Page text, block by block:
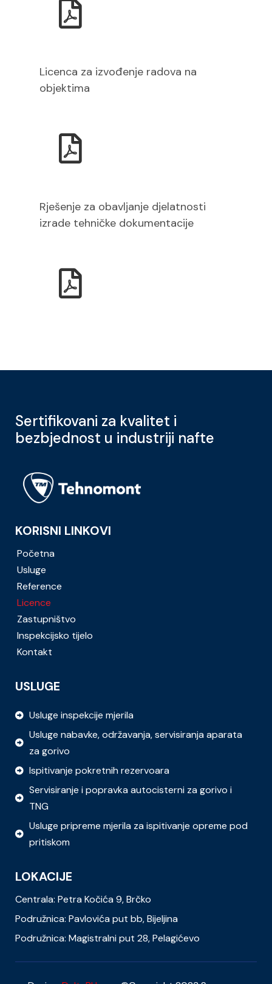
Licenca za izvođenje radova na
objektima
Rješenje za obavljanje djelatnosti
izrade tehničke dokumentacije
Sertifikovani za kvalitet i
bezbjednost u industriji nafte
KORISNI LINKOVI
Početna
Usluge
Reference
Licence
Zastupništvo
Inspekcijsko tijelo
Kontakt
USLUGE
Usluge inspekcije mjerila
Usluge nabavke, održavanja, servisiranja aparata
za gorivo
Ispitivanje pokretnih rezervoara
Servisiranje i popravka autocisterni za gorivo i
TNG
Usluge pripreme mjerila za ispitivanje opreme pod
pritiskom
LOKACIJE
Centrala: Petra Kočića 9, Brčko
Podružnica: Pavlovića put bb, Bijeljina
Podružnica: Magistralni put 28, Pelagićevo